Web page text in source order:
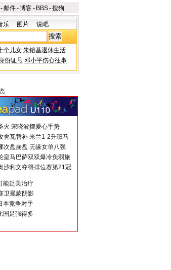
-邮件-博客- BBS-搜狗
乐 图片 说吧
个儿女 朱镕基退休生活
份证号 邓小平伤心往事
火 宋晓波摆爱心手势
舍瓦替补 米兰1-2升班马
次盘崩盘 无缘女单八强
皇马巴萨双双爆冷负弱旅
沙利文夺得排位赛第21冠
能赴美治疗
卫冕蒙阴影
本竞争对手
国足强得多